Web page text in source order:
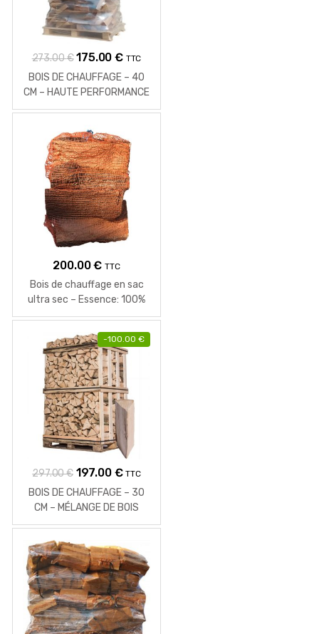
273.00€ Le
prix
initial
était :
273.00 €.
175.00€Le
prix
actuel
est :
TTC
BOIS DE CHAUFFAGE – 40
CM – HAUTE PERFORMANCE
– 2 M3 – 1.85 STÈRES
200.00€ TTC
Bois de chauffage en sac
ultra sec – Essence: 100%
Chêne
-100.00 €
297.00€ Le
prix
initial
était :
297.00 €.
197.00 €Le
prix
actuel
est :
TTC
BOIS DE CHAUFFAGE – 30
CM – MÉLANGE DE BOIS
DURS – PALETTE 2 M3 – 3